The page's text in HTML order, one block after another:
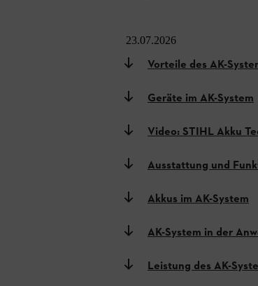
23.07.2026
Vorteile des AK-
Geräte im AK-System
Video: STIHL Akku
Ausstattung und
Akkus im AK-System
AK-System in der
Leistung des AK-